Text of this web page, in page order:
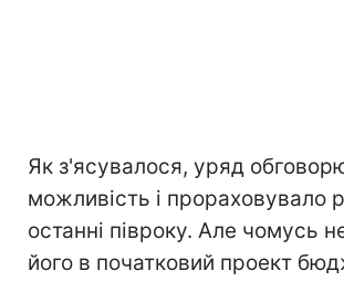
Як з'ясувалося, уряд
можливість і прораховувало
останні півроку. Але чомусь
його в початковий проект